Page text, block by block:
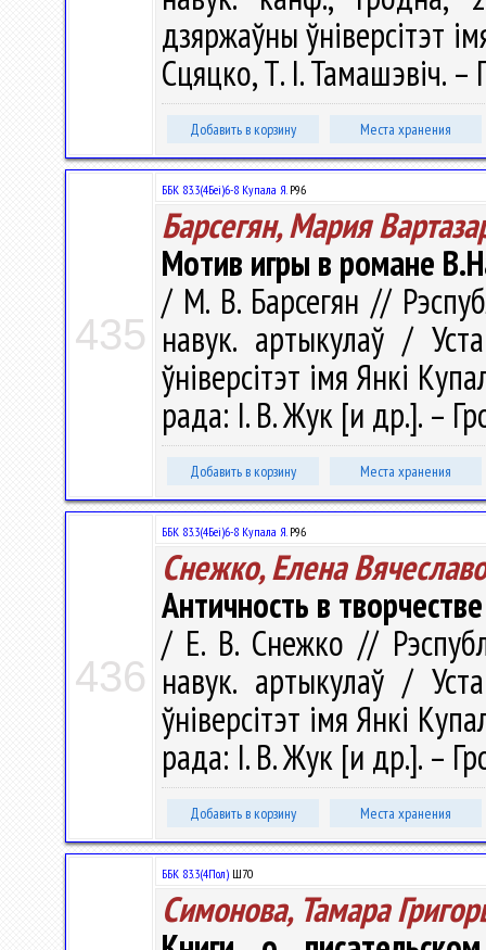
дзяржаўны ўнiверсітэт
Сцяцко, Т. І. Тамашэвіч.
Добавить в корзину Места хранения
435
ББК 83.3(4Беі)6-8 Купала Я.Р96
Барсегян, Мария
Мотив игры в романе
/ М. В. Барсегян //
навук. артыкулаў /
ўніверсітэт імя Янкі
рада: І. В. Жук [и др.]. –
Добавить в корзину Места хранения
436
ББК 83.3(4Беі)6-8 Купала Я.Р96
Снежко, Елена
Античность в
/ Е. В. Снежко //
навук. артыкулаў /
ўніверсітэт імя Янкі
рада: І. В. Жук [и др.]. –
Добавить в корзину Места хранения
ББК 83.3(4Пол) Ш70
Симонова, Тамара